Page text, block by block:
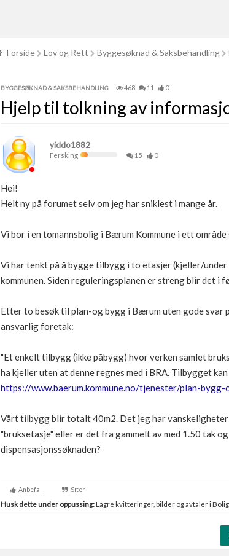
Forside Lov og Rett Byggesøknad & Saksbehandling
BYGGESØKNAD & SAKSBEHANDLING 468 11 0
Hjelp til tolkning av
yiddo1882
Fersking 15 0
Hei!
Helt ny på forumet selv om jeg har sniklest i mange år.
Vi bor i en tomannsbolig i Bærum Kommune i ett
Vi har tenkt på å bygge tilbygg i to etasjer (kjeller/
kommunen. Siden reguleringsplanen er streng blir det i
Etter to besøk til plan-og bygg i Bærum uten gode svar
ansvarlig foretak:
"Et enkelt tilbygg (ikke påbygg) hvor verken samlet
ha kjeller uten at denne regnes med i BRA. Tilbygget
https://www.baerum.kommune.no/tjenester/plan-
Vårt tilbygg blir totalt 40m2. Det jeg har vanskeligheter
"bruksetasje" eller er det fra gammelt av med 1.50 tak
dispensasjonssøknaden?
Anbefal Siter
Husk dette under oppussing:Lagre kvitteringer, bilder og avtaler i